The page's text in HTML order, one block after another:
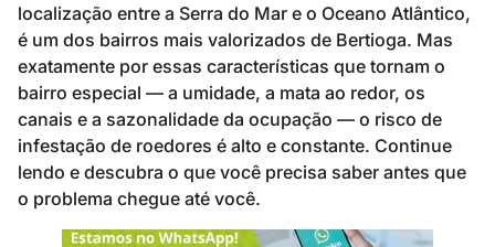
localização entre a Serra do Mar e o Oceano Atlântico,
é um dos bairros mais valorizados de Bertioga. Mas
exatamente por essas características que tornam o
bairro especial — a umidade, a mata ao redor, os
canais e a sazonalidade da ocupação — o risco de
infestação de roedores é alto e constante. Continue
lendo e descubra o que você precisa saber antes que
o problema chegue até você.